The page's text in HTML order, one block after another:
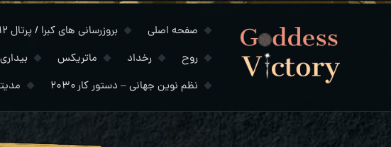
صفحه اصلی بروزرسانی های کبرا / پرتال ۲۰۱۲
روح
رخداد ماتریکس بیداری
نظم نوین جهانی – دستور کار ۲۰۳۰